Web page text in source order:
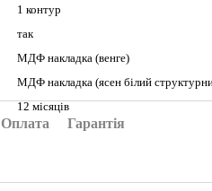
1 контур
так
МДФ накладка (венге)
МДФ накладка (ясен білий
12 місяців
Оплата Гарантія